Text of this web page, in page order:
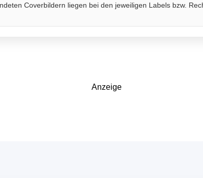
Coverbildern liegen bei den jeweiligen Labels bzw.
Anzeige